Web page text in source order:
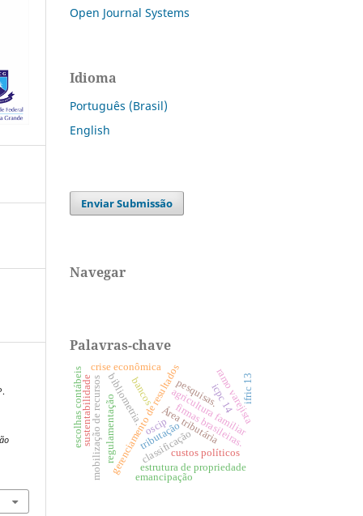
Open Journal Systems
Idioma
Português (Brasil)
English
Enviar Submissão
Navegar
Palavras-chave
classificação
Área tributária
tributação
gerenciamento de resultados
estrutura de propriedade
firmas brasileiras.
agricultura familiar
bibliometria.
bancos
crise econômica
regulamentação
pesquisas.
mobilização de recursos oscip
sustentabilidade ramo varejista
custos políticos
ifric 13
escolhas contábeis icpc 14
emancipação